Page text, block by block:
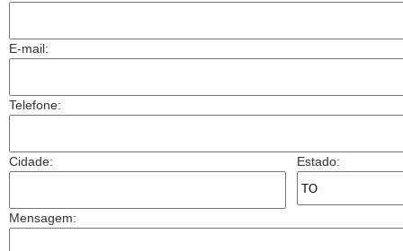
E-mail:
Telefone:
Cidade: Estado:
Mensagem: